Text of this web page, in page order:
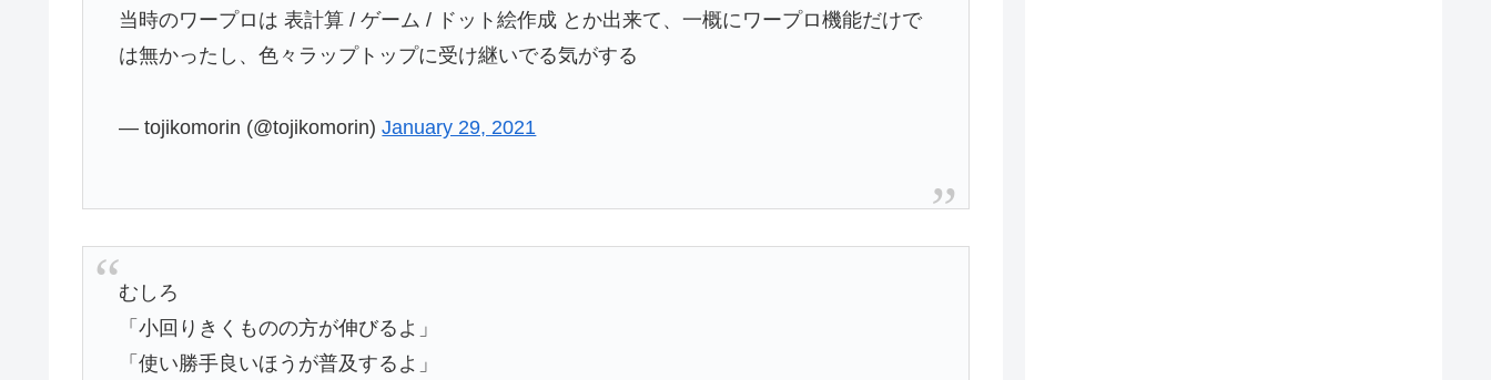
当時のワープロは 表計算 / ゲーム / ドット絵作成 とか出来て、一概にワープロ機能だけで
は無かったし、色々ラップトップに受け継いでる気がする
— tojikomorin (@tojikomorin)January 29, 2021
むしろ
「小回りきくものの方が伸びるよ」
「使い勝手良いほうが普及するよ」